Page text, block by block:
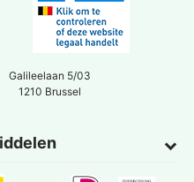
Galileelaan 5/03
1210 Brussel